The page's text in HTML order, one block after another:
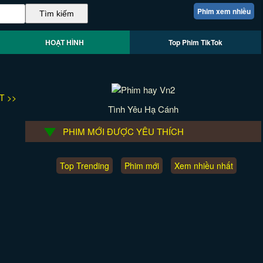
Phim xem nhiều
HOẠT HÌNH Top Phim TikTok
>>
Tình Yêu Hạ Cánh
PHIM MỚI ĐƯỢC YÊU THÍCH
Top Trending Phim mới Xem nhiều nhất